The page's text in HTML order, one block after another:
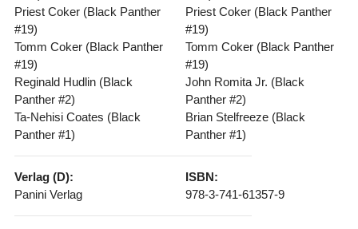
Priest Coker (Black Panther
#19)
Tomm Coker (Black Panther
#19)
Reginald Hudlin (Black
Panther #2)
Ta-Nehisi Coates (Black
Panther #1)
Priest Coker (Black Panther
#19)
Tomm Coker (Black Panther
#19)
John Romita Jr. (Black
Panther #2)
Brian Stelfreeze (Black
Panther #1)
Verlag (D):
Panini Verlag
ISBN:
978-3-741-61357-9